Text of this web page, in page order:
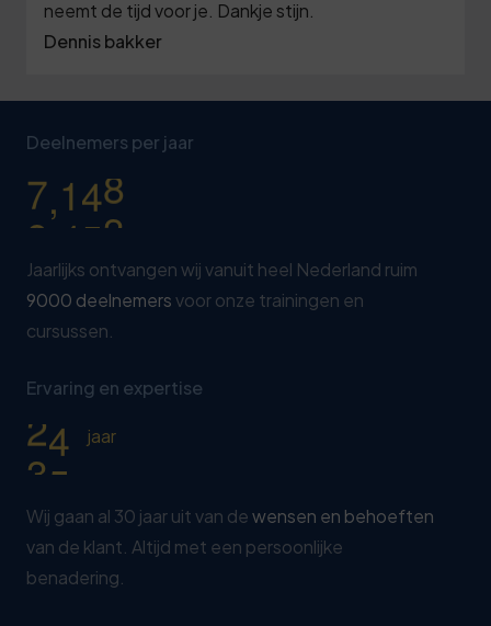
neemt de tijd voor je. Dankje stijn.
Dennis bakker
Deelnemers per jaar
5
7
8
9,
8
4
7
0
8
9
0
0
9
0
5
0
Jaarlijks ontvangen wij vanuit heel Nederland ruim
9000 deelnemersvoor onze trainingen en
cursussen.
Ervaring en expertise
0
2
3
0
1
2
3
4
5
6
7
9
0 jaar
Wij gaan al 30 jaar uit van dewensen en behoeften
van de klant. Altijd met een persoonlijke
benadering.
0
1
2
3
4
5
6
7
8
9
0
1
1
7
2
7
2
7
2
7
2
7
8
3